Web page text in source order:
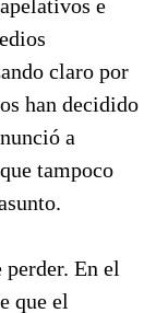
e
claro por
han decidido
a
tampoco
perder. En el
que el